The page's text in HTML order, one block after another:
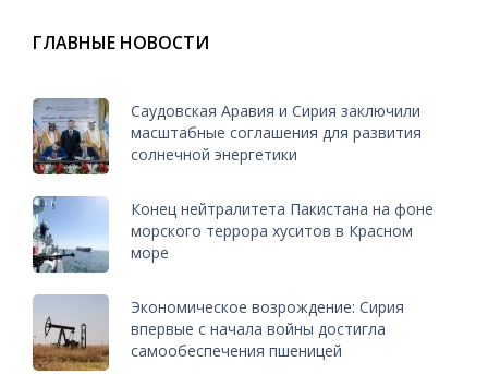
ГЛАВНЫЕ НОВОСТИ
Саудовская Аравия и Сирия заключили
масштабные соглашения для развития
солнечной энергетики
Конец нейтралитета Пакистана на фоне
морского террора хуситов в Красном
море
Экономическое возрождение: Сирия
впервые с начала войны достигла
самообеспечения пшеницей